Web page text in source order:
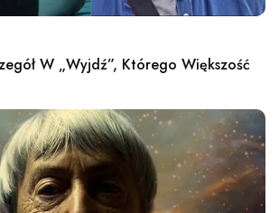
W „Wyjdź”, Którego Większość